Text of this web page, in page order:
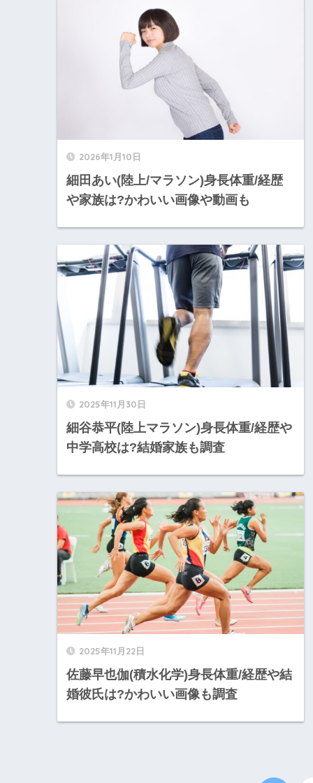
2026年1月10日
細田あい(陸上/マラソン)身長体重/経歴
や家族は?かわいい画像や動画も
2025年11月30日
細谷恭平(陸上マラソン)身長体重/経歴や
中学高校は?結婚家族も調査
2025年11月22日
佐藤早也伽(積水化学)身長体重/経歴や結
婚彼氏は?かわいい画像も調査